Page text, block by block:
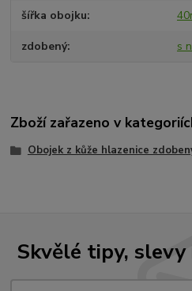
šířka obojku
zdobený s
Zboží zařazeno v
Obojek z kůže hlazenice
Skvělé tipy,